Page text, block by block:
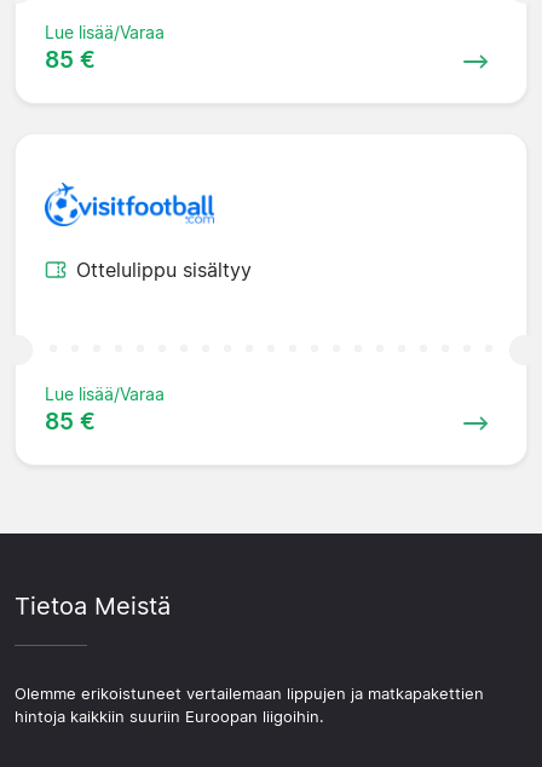
Lue lisää/Varaa
85 €
Ottelulippu sisältyy
Lue lisää/Varaa
85 €
Tietoa Meistä
Olemme erikoistuneet vertailemaan lippujen ja matkapakettien
hintoja kaikkiin suuriin Euroopan liigoihin.